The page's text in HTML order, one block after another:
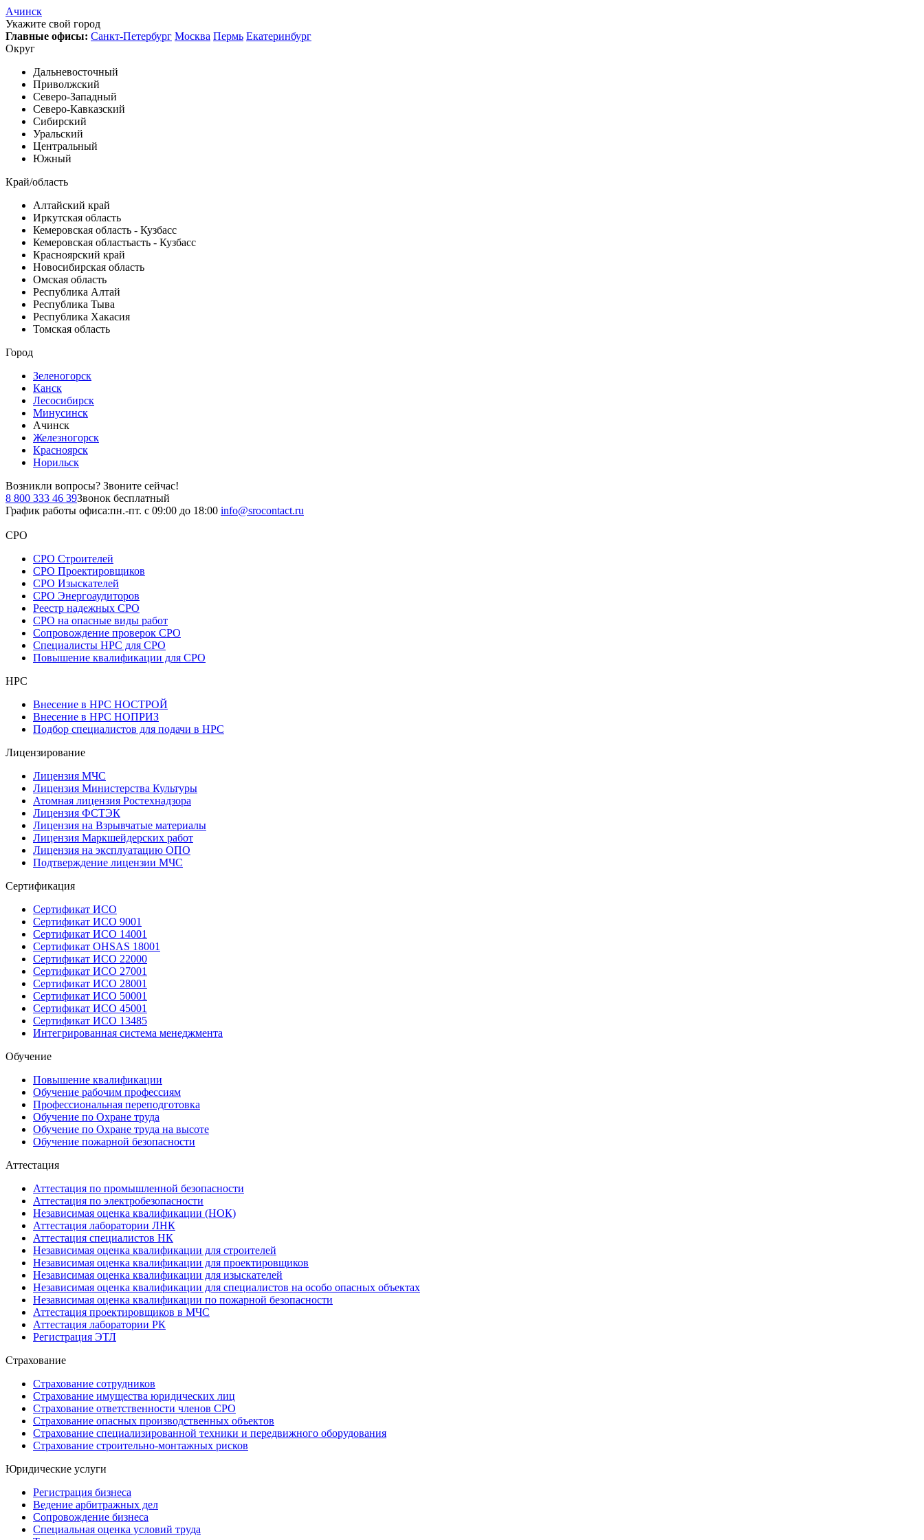
Ачинск
Укажите свой город
Главные офисы: Санкт-Петербург Москва Пермь Екатеринбург
Округ
Дальневосточный
Приволжский
Северо-Западный
Северо-Кавказский
Сибирский
Уральский
Центральный
Южный
Край/область
Алтайский край
Иркутская область
Кемеровская область - Кузбасс
Кемеровская областьасть - Кузбасс
Красноярский край
Новосибирская область
Омская область
Республика Алтай
Республика Тыва
Республика Хакасия
Томская область
Город
Зеленогорск
Канск
Лесосибирск
Минусинск
Ачинск
Железногорск
Красноярск
Норильск
Возникли вопросы? Звоните сейчас!
8 800 333 46 39Звонок бесплатный
График работы офиса:пн.-пт. с 09:00 до 18:00 info@srocontact.ru
СРО
СРО Строителей
СРО Проектировщиков
СРО Изыскателей
СРО Энергоаудиторов
Реестр надежных СРО
СРО на опасные виды работ
Сопровождение проверок СРО
Специалисты НРС для СРО
Повышение квалификации для СРО
НРС
Внесение в НРС НОСТРОЙ
Внесение в НРС НОПРИЗ
Подбор специалистов для подачи в НРС
Лицензирование
Лицензия МЧС
Лицензия Министерства Культуры
Атомная лицензия Ростехнадзора
Лицензия ФСТЭК
Лицензия на Взрывчатые материалы
Лицензия Маркшейдерских работ
Лицензия на эксплуатацию ОПО
Подтверждение лицензии МЧС
Сертификация
Сертификат ИСО
Сертификат ИСО 9001
Сертификат ИСО 14001
Сертификат OHSAS 18001
Сертификат ИСО 22000
Сертификат ИСО 27001
Сертификат ИСО 28001
Сертификат ИСО 50001
Сертификат ИСО 45001
Сертификат ИСО 13485
Интегрированная система менеджмента
Обучение
Повышение квалификации
Обучение рабочим профессиям
Профессиональная переподготовка
Обучение по Охране труда
Обучение по Охране труда на высоте
Обучение пожарной безопасности
Аттестация
Аттестация по промышленной безопасности
Аттестация по электробезопасности
Независимая оценка квалификации (НОК)
Аттестация лаборатории ЛНК
Аттестация специалистов НК
Независимая оценка квалификации для строителей
Независимая оценка квалификации для проектировщиков
Независимая оценка квалификации для изыскателей
Независимая оценка квалификации для специалистов на особо опасных объектах
Независимая оценка квалификации по пожарной безопасности
Аттестация проектировщиков в МЧС
Аттестация лаборатории РК
Регистрация ЭТЛ
Страхование
Страхование сотрудников
Страхование имущества юридических лиц
Страхование ответственности членов СРО
Страхование опасных производственных объектов
Страхование специализированной техники и передвижного оборудования
Страхование строительно-монтажных рисков
Юридические услуги
Регистрация бизнеса
Ведение арбитражных дел
Сопровождение бизнеса
Специальная оценка условий труда